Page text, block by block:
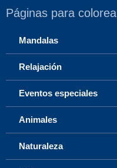
Páginas para
Mandalas
Relajación
Eventos especiales
Animales
Naturaleza